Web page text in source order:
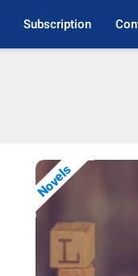
Subscription
Novels